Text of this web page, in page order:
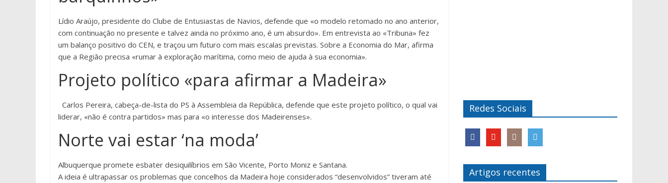
Lídio Araújo, presidente do Clube de Entusiastas de Navios, defende que «o modelo retomado no ano anterior,
com continuação no presente e talvez ainda no próximo ano, é um absurdo». Em entrevista ao «Tribuna» fez
um balanço positivo do CEN, e traçou um futuro com mais escalas previstas. Sobre a Economia do Mar, afirma
que a Região precisa «rumar à exploração marítima, como meio de ajuda à sua economia».
Projeto político «para afirmar a Madeira»
Carlos Pereira, cabeça-de-lista do PS à Assembleia da República, defende que este projeto político, o qual vai
liderar, «não é contra partidos» mas para «o interesse dos Madeirenses».
Norte vai estar ‘na moda’
Albuquerque promete esbater desiquilíbrios em São Vicente, Porto Moniz e Santana.
A ideia é ultrapassar os problemas que concelhos da Madeira hoje considerados “desenvolvidos” tiveram até
Redes Sociais
Artigos recentes